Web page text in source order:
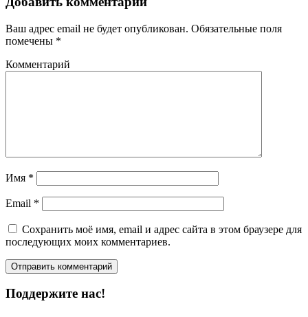
Ваш адрес email не будет опубликован. Обязательные поля
помечены *
Комментарий
Имя *
Email *
Сохранить моё имя, email и адрес сайта в этом браузере для
последующих моих комментариев.
Поддержите нас!